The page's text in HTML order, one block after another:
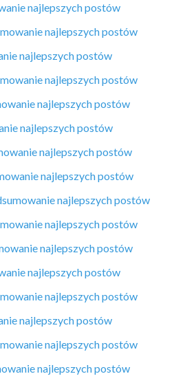
najlepszych postów
najlepszych postów
najlepszych postów
najlepszych postów
najlepszych postów
najlepszych postów
najlepszych postów
najlepszych postów
najlepszych postów
najlepszych postów
najlepszych postów
najlepszych postów
najlepszych postów
najlepszych postów
najlepszych postów
najlepszych postów